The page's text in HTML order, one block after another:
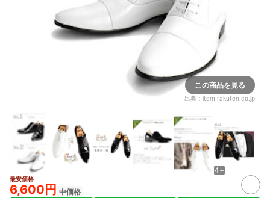
この商品を見る
出典： item.rakuten.co.jp
4+
最安価格
6,600円 中価格